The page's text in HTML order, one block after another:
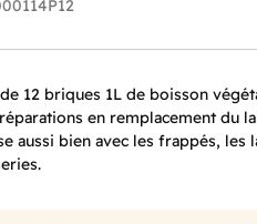
12 briques 1L de boisson
en remplacement du
aussi bien avec les frappés, les